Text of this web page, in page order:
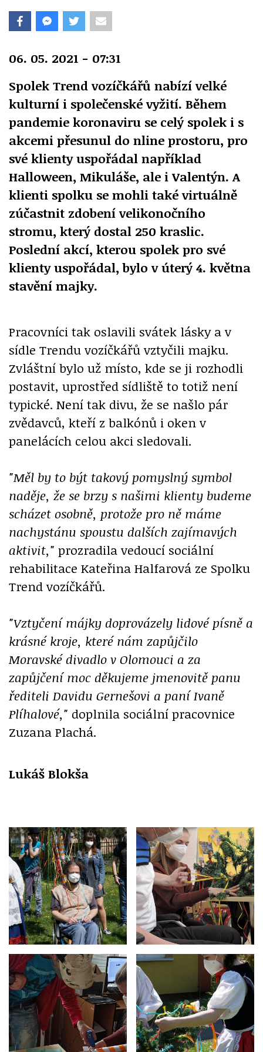
06. 05. 2021 - 07:31
Spolek Trend vozíčkářů nabízí velké
kulturní i společenské vyžití. Během
pandemie koronaviru se celý spolek i s
akcemi přesunul do nline prostoru, pro
své klienty uspořádal například
Halloween, Mikuláše, ale i Valentýn. A
klienti spolku se mohli také virtuálně
zúčastnit zdobení velikonočního
stromu, který dostal 250 kraslic.
Poslední akcí, kterou spolek pro své
klienty uspořádal, bylo v úterý 4. května
stavění majky.
Pracovníci tak oslavili svátek lásky a v
sídle Trendu vozíčkářů vztyčili majku.
Zvláštní bylo už místo, kde se ji rozhodli
postavit, uprostřed sídliště to totiž není
typické. Není tak divu, že se našlo pár
zvědavců, kteří z balkónů i oken v
panelácích celou akci sledovali.
"Měl by to být takový pomyslný symbol
naděje, že se brzy s našimi klienty budeme
scházet osobně, protože pro ně máme
nachystánu spoustu dalších zajímavých
aktivit," prozradila vedoucí sociální
rehabilitace Kateřina Halfarová ze Spolku
Trend vozíčkářů.
"Vztyčení májky doprovázely lidové písně a
krásné kroje, které nám zapůjčilo
Moravské divadlo v Olomouci a za
zapůjčení moc děkujeme jmenovitě panu
řediteli Davidu Gernešovi a paní Ivaně
Plíhalové," doplnila sociální pracovnice
Zuzana Plachá.
Lukáš Blokša